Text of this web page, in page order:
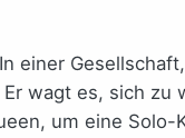
einer
wagt es, sich
um eine